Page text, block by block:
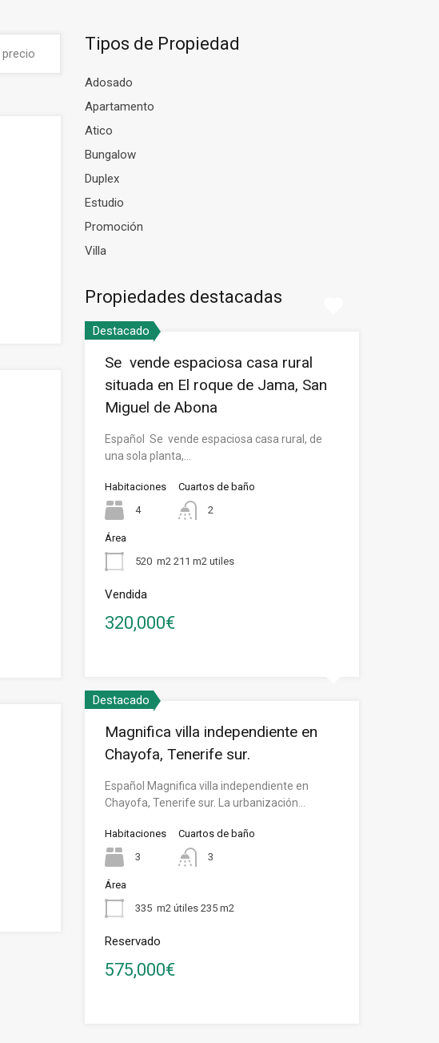
Tipos de Propiedad
Adosado
Apartamento
Atico
Bungalow
Duplex
Estudio
Promoción
Villa
Propiedades destacadas
Destacado
Se vende espaciosa casa rural
situada en El roque de Jama, San
Miguel de Abona
Español Se vende espaciosa casa rural, de
una sola planta,…
Habitaciones
4
Cuartos de baño
2
Área
520 m2 211 m2 utiles
Vendida
320,000€
Destacado
Magnifica villa independiente en
Chayofa, Tenerife sur.
Español Magnifica villa independiente en
Chayofa, Tenerife sur. La urbanización…
Habitaciones
3
Cuartos de baño
3
Área
335 m2 útiles 235 m2
Reservado
575,000€